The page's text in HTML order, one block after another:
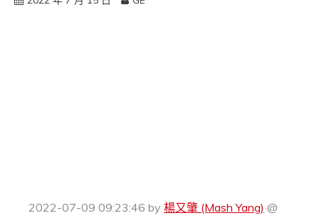
2022-07-09 09:23:46 by 楊又肇 (Mash Yang) @